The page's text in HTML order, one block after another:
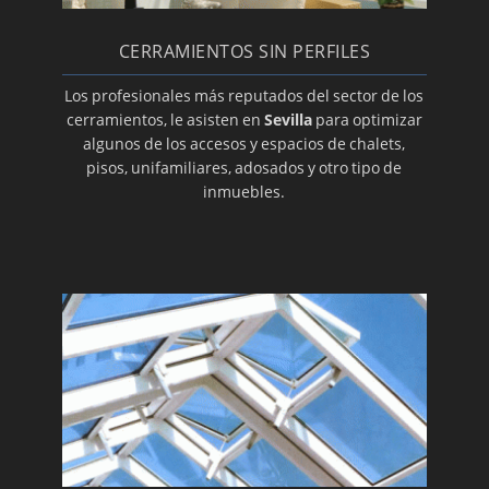
Instalamos estores
Cerramientos de cristal como solución
Mámparas de separación de cristal
Carpintería de aluminio
Cerramientos para sus balcones
Acristalamiento de galerías
Instalación de mamparas de separación
Carpintería de aluminio
Carpintería de PVC
Cerramientos, cortinas de cristal en Sevilla
Montaje de techos móviles
Montaje de techos fijos
CERRAMIENTOS SIN PERFILES
Los profesionales más reputados del sector de los
cerramientos, le asisten en Sevilla para optimizar
algunos de los accesos y espacios de chalets,
pisos, unifamiliares, adosados y otro tipo de
inmuebles.